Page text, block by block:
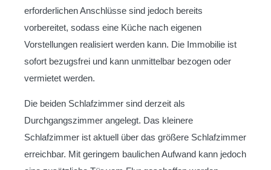
erforderlichen Anschlüsse sind jedoch bereits
vorbereitet, sodass eine Küche nach eigenen
Vorstellungen realisiert werden kann. Die Immobilie ist
sofort bezugsfrei und kann unmittelbar bezogen oder
vermietet werden.
Die beiden Schlafzimmer sind derzeit als
Durchgangszimmer angelegt. Das kleinere
Schlafzimmer ist aktuell über das größere Schlafzimmer
erreichbar. Mit geringem baulichen Aufwand kann jedoch